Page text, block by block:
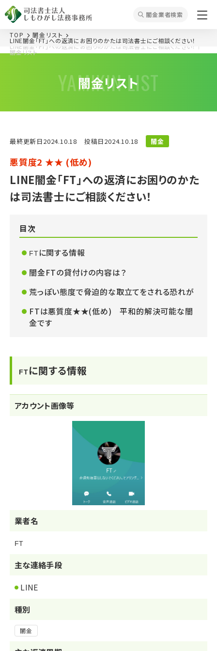
闇⾦業者検索
YAMIKIN LIST
闇⾦リスト
LINE闇金「FT」への返済にお困りのかたは司法書士にご相談ください！ ｜
闇⾦リスト
TOP 闇⾦リスト
LINE闇金「FT」への返済にお困りのかたは司法書士にご相談ください！
最終更新⽇2024.10.18 投稿⽇2024.10.18 闇金
悪質度2 ★★ (低め)
LINE闇金「FT」への返済にお困りのかた
は司法書士にご相談ください！
目次
FTに関する情報
闇金FTの貸付けの内容は？
荒っぽい態度で脅迫的な取立てをされる恐れが
FTは悪質度★★(低め) 平和的解決可能な闇
金です
FTに関する情報
アカウント画像等
業者名
FT
主な連絡手段
LINE
種別
闇金